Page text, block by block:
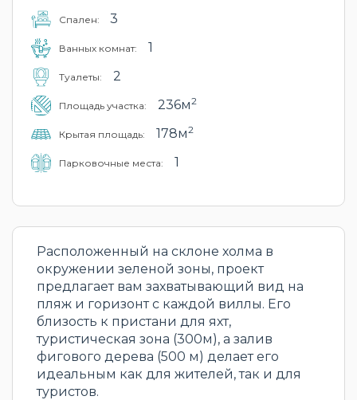
Cпален: 3
Ванных комнат: 1
Туалеты: 2
Площадь участка: 236м2
Крытая площадь: 178м2
Парковочные места: 1
Расположенный на склоне холма в
окружении зеленой зоны, проект
предлагает вам захватывающий вид на
пляж и горизонт с каждой виллы. Его
близость к пристани для яхт,
туристическая зона (300м), а залив
фигового дерева (500 м) делает его
идеальным как для жителей, так и для
туристов.